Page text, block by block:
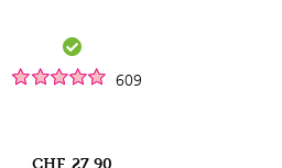
609
CHF 27,90